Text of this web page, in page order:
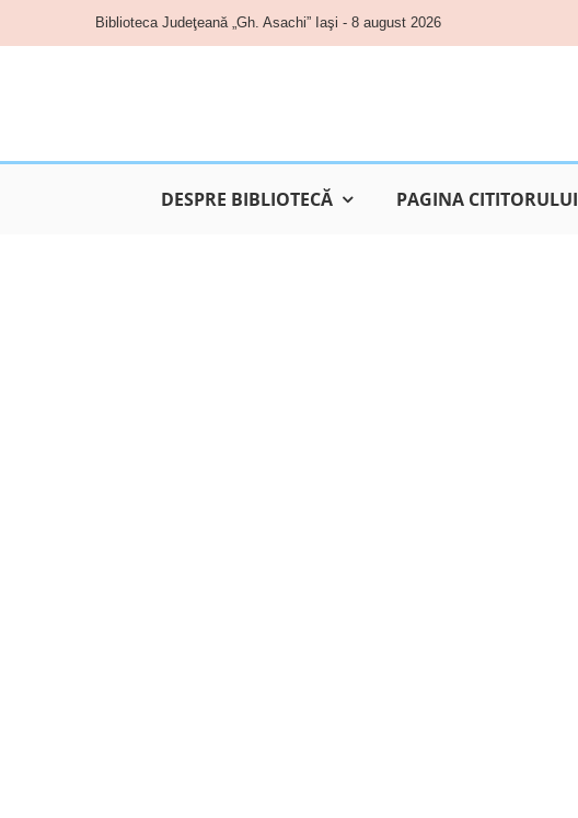
content
Biblioteca Judeţeană „Gh. Asachi” Iaşi - 8 august 2026
DESPRE BIBLIOTECĂ PAGINA CITITORULUI